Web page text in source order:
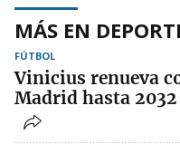
MÁS EN
FÚTBOL
Vinicius renueva
Madrid hasta 2032